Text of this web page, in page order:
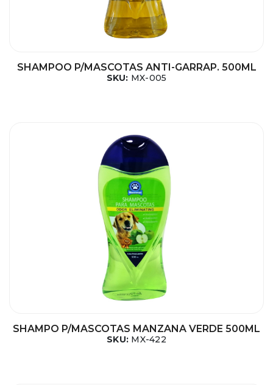
SHAMPOO P/MASCOTAS ANTI-GARRAP. 500ML
SKU: MX-005
SHAMPO P/MASCOTAS MANZANA VERDE 500ML
SKU: MX-422